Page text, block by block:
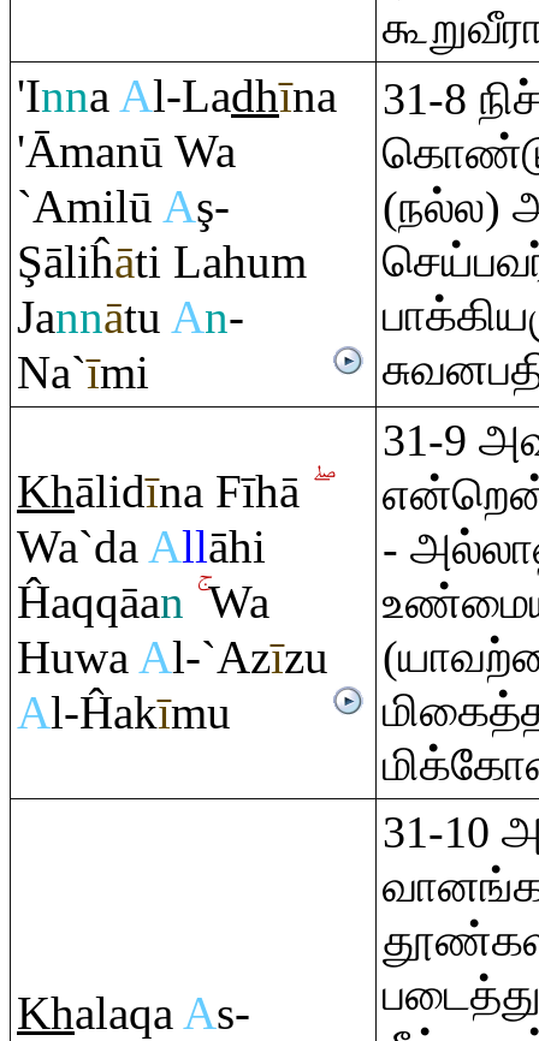
'InnaAl-Ladhīna
'Āmanū Wa
`Amilū Aş-
Şāliĥāti Lahum
Jannātu An-
Na`īmi
31-8
(நல்ல)
Khālidīna Fīhā
Wa`daAllāhi
Ĥaqqāan Wa
HuwaAl-`Azīzu
Al-Ĥakīmu
31-9
-
KhalaqaAs-
31-10